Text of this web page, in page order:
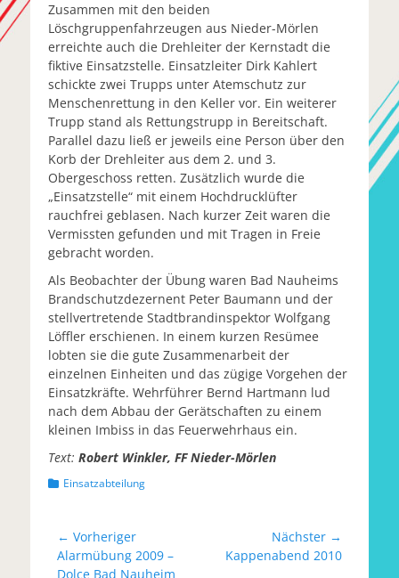
Zusammen mit den beiden
Löschgruppenfahrzeugen aus Nieder-Mörlen
erreichte auch die Drehleiter der Kernstadt die
fiktive Einsatzstelle. Einsatzleiter Dirk Kahlert
schickte zwei Trupps unter Atemschutz zur
Menschenrettung in den Keller vor. Ein weiterer
Trupp stand als Rettungstrupp in Bereitschaft.
Parallel dazu ließ er jeweils eine Person über den
Korb der Drehleiter aus dem 2. und 3.
Obergeschoss retten. Zusätzlich wurde die
„Einsatzstelle“ mit einem Hochdrucklüfter
rauchfrei geblasen. Nach kurzer Zeit waren die
Vermissten gefunden und mit Tragen in Freie
gebracht worden.
Als Beobachter der Übung waren Bad Nauheims
Brandschutzdezernent Peter Baumann und der
stellvertretende Stadtbrandinspektor Wolfgang
Löffler erschienen. In einem kurzen Resümee
lobten sie die gute Zusammenarbeit der
einzelnen Einheiten und das zügige Vorgehen der
Einsatzkräfte. Wehrführer Bernd Hartmann lud
nach dem Abbau der Gerätschaften zu einem
kleinen Imbiss in das Feuerwehrhaus ein.
Text: Robert Winkler, FF Nieder-Mörlen
Kategorien
Einsatzabteilung
Beitragsnavigation
← Vorheriger
Vorheriger
Beitrag:
Alarmübung 2009 –
Dolce Bad Nauheim
Nächster →
Nächster
Kappenabend 2010